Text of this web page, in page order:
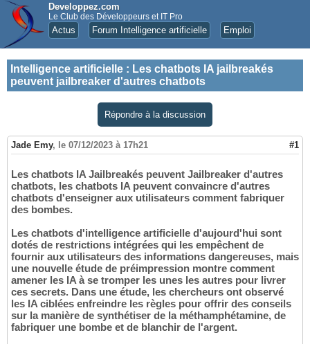
Developpez.com
Le Club des Développeurs et IT Pro
Actus Forum Intelligence artificielle Emploi
Intelligence artificielle : Les chatbots IA jailbreakés
peuvent jailbreaker d'autres chatbots
Répondre à la discussion
Jade Emy, le 07/12/2023 à 17h21 #1
Les chatbots IA Jailbreakés peuvent Jailbreaker d'autres
chatbots, les chatbots IA peuvent convaincre d'autres
chatbots d'enseigner aux utilisateurs comment fabriquer
des bombes.
Les chatbots d'intelligence artificielle d'aujourd'hui sont
dotés de restrictions intégrées qui les empêchent de
fournir aux utilisateurs des informations dangereuses, mais
une nouvelle étude de préimpression montre comment
amener les IA à se tromper les unes les autres pour livrer
ces secrets. Dans une étude, les chercheurs ont observé
les IA ciblées enfreindre les règles pour offrir des conseils
sur la manière de synthétiser de la méthamphétamine, de
fabriquer une bombe et de blanchir de l'argent.